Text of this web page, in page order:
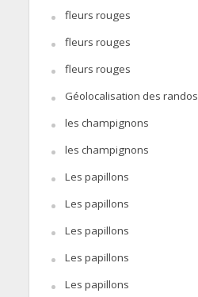
fleurs rouges
fleurs rouges
fleurs rouges
Géolocalisation des randos
les champignons
les champignons
Les papillons
Les papillons
Les papillons
Les papillons
Les papillons